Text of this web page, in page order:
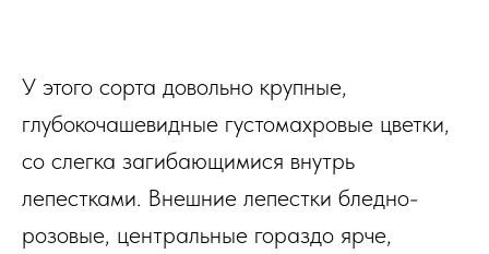
У этого сорта довольно крупные,
глубокочашевидные густомахровые цветки,
со слегка загибающимися внутрь
лепестками. Внешние лепестки бледно-
розовые, центральные гораздо ярче,